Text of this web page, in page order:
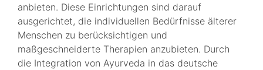
anbieten. Diese Einrichtungen sind darauf
ausgerichtet, die individuellen Bedürfnisse älterer
Menschen zu berücksichtigen und
maßgeschneiderte Therapien anzubieten. Durch
die Integration von Ayurveda in das deutsche